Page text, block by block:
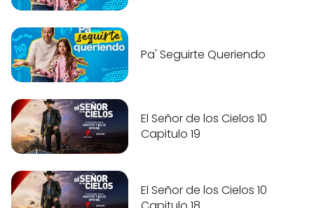
Pa' Seguirte Queriendo
El Señor de los Cielos 10
Capitulo 19
El Señor de los Cielos 10